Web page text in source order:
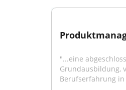
"...eine
Grundausbildung,
Berufserfahrung in